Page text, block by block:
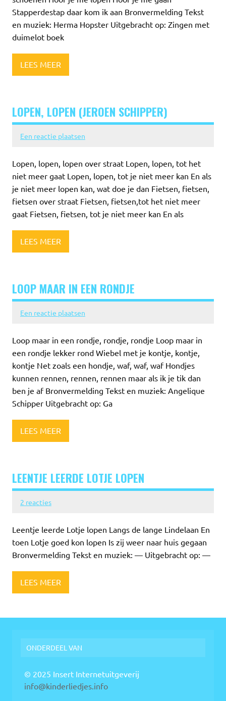
Stapperdestap daar kom ik aan Bronvermelding Tekst
en muziek: Herma Hopster Uitgebracht op: Zingen met
duimelot boek
LEES MEER
LOPEN, LOPEN (JEROEN SCHIPPER)
Een reactie plaatsen
Lopen, lopen, lopen over straat Lopen, lopen, tot het
niet meer gaat Lopen, lopen, tot je niet meer kan En als
je niet meer lopen kan, wat doe je dan Fietsen, fietsen,
fietsen over straat Fietsen, fietsen,tot het niet meer
gaat Fietsen, fietsen, tot je niet meer kan En als
LEES MEER
LOOP MAAR IN EEN RONDJE
Een reactie plaatsen
Loop maar in een rondje, rondje, rondje Loop maar in
een rondje lekker rond Wiebel met je kontje, kontje,
kontje Net zoals een hondje, waf, waf, waf Hondjes
kunnen rennen, rennen, rennen maar als ik je tik dan
ben je af Bronvermelding Tekst en muziek: Angelique
Schipper Uitgebracht op: Ga
LEES MEER
LEENTJE LEERDE LOTJE LOPEN
2 reacties
Leentje leerde Lotje lopen Langs de lange Lindelaan En
toen Lotje goed kon lopen Is zij weer naar huis gegaan
Bronvermelding Tekst en muziek: — Uitgebracht op: —
LEES MEER
ONDERDEEL VAN
© 2025 Insert Internetuitgeverij
info@kinderliedjes.info